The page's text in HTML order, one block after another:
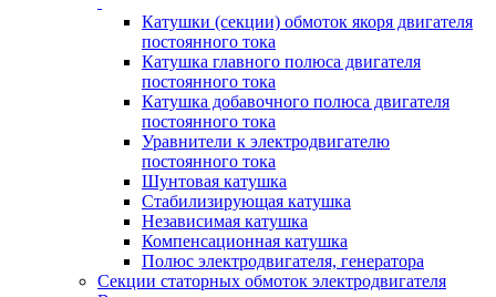
Катушки (секции) обмоток якоря двигателя
постоянного тока
Катушка главного полюса двигателя
постоянного тока
Катушка добавочного полюса двигателя
постоянного тока
Уравнители к электродвигателю
постоянного тока
Шунтовая катушка
Стабилизирующая катушка
Независимая катушка
Компенсационная катушка
Полюс электродвигателя, генератора
Секции статорных обмоток электродвигателя